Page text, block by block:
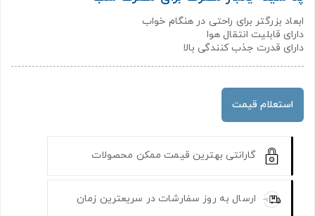
ابعاد بزرگتر برای راحتی در هنگام خواب
دارای قابلیت انتقال هوا
دارای قدرت جذب کنندگی بالا
استعلام قیمت
گارانتی بهترین قیمت ممکن محصولات
ارسال به روز سفارشات در سریعترین زمان